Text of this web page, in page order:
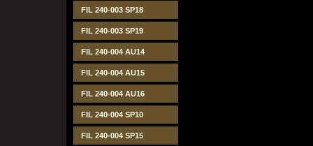
FIL 240-003 SP18
FIL 240-003 SP19
FIL 240-004 AU14
FIL 240-004 AU15
FIL 240-004 AU16
FIL 240-004 SP10
FIL 240-004 SP15